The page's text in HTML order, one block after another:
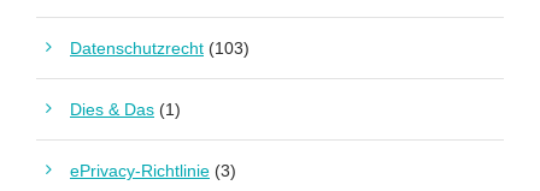
Datenschutzrecht (103)
Dies & Das (1)
ePrivacy-Richtlinie (3)